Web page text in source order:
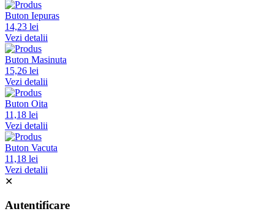
Buton Iepuras
14,23 lei
Vezi detalii
Buton Masinuta
15,26 lei
Vezi detalii
Buton Oita
11,18 lei
Vezi detalii
Buton Vacuta
11,18 lei
Vezi detalii
✕
Autentificare